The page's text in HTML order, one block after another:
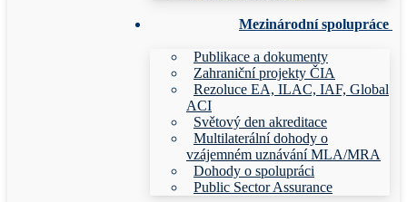
Mezinárodní spolupráce
Publikace a dokumenty
Zahraniční projekty ČIA
Rezoluce EA, ILAC, IAF, Global
ACI
Světový den akreditace
Multilaterální dohody o
vzájemném uznávání MLA/MRA
Dohody o spolupráci
Public Sector Assurance